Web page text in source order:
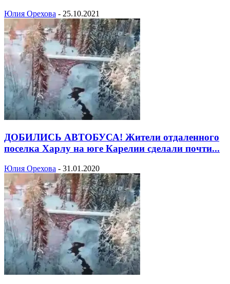
Юлия Орехова - 25.10.2021
ДОБИЛИСЬ АВТОБУСА! Жители отдаленного
поселка Харлу на юге Карелии сделали почти...
Юлия Орехова - 31.01.2020